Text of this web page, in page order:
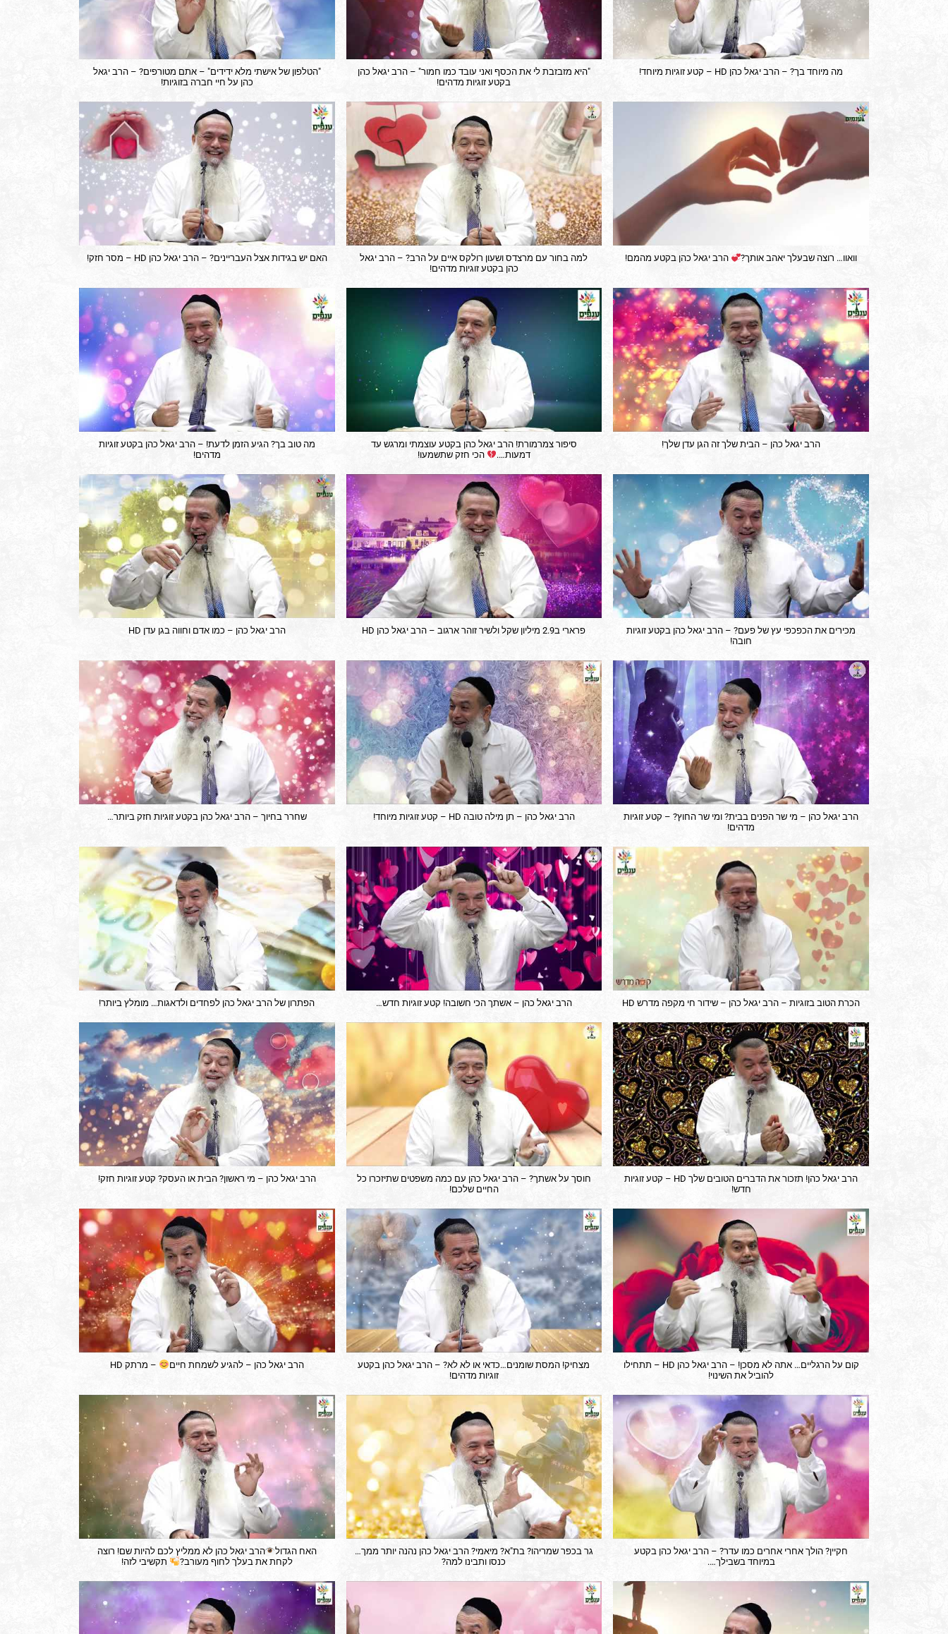
"הטלפון של אישתי מלא ידידים" – אתם מטורפים? – הרב יגאל
כהן על חיי חברה בזוגיות!
"היא מזבזבת לי את הכסף ואני עובד כמו חמור" – הרב יגאל כהן
בקטע זוגיות מדהים!
מה מיוחד בך? – הרב יגאל כהן HD – קטע זוגיות מיוחד!
האם יש בגידות אצל העבריינים? – הרב יגאל כהן HD – מסר חזק!
למה בחור עם מרצדס ושעון רולקס איים על הרב? – הרב יגאל
כהן בקטע זוגיות מדהים!
וואוו… רוצה שבעלך יאהב אותך? הרב יגאל כהן בקטע מהמם!
מה טוב בך? הגיע הזמן לדעת! – הרב יגאל כהן בקטע זוגיות
מדהים!
סיפור צמרמורת! הרב יגאל כהן בקטע עוצמתי ומרגש עד
דמעות….
הכי חזק שתשמעו!
הרב יגאל כהן – הבית שלך זה הגן עדן שלך!
הרב יגאל כהן – כמו אדם וחווה בגן עדן HD פרארי ב2.9 מיליון שקל ולשיר זוהר ארגוב – הרב יגאל כהן HD
מכירים את הכפכפי עץ של פעם? – הרב יגאל כהן בקטע זוגיות
חובה!
שחרר בחיוך – הרב יגאל כהן בקטע זוגיות חזק ביותר… הרב יגאל כהן – תן מילה טובה HD – קטע זוגיות מיוחד!
הרב יגאל כהן – מי שר הפנים בבית? ומי שר החוץ? – קטע זוגיות
מדהים!
הפתרון של הרב יגאל כהן לפחדים ולדאגות… מומלץ ביותר! הרב יגאל כהן – אשתך הכי חשובה! קטע זוגיות חדש… הכרת הטוב בזוגיות – הרב יגאל כהן – שידור חי מקפה מדרש HD
הרב יגאל כהן – מי ראשון? הבית או העסק? קטע זוגיות חזק!
חוסך על אשתך? – הרב יגאל כהן עם כמה משפטים שתיזכרו כל
החיים שלכם!
הרב יגאל כהן! תזכור את הדברים הטובים שלך HD – קטע זוגיות
חדש!
הרב יגאל כהן – להגיע לשמחת חיים – מרתק HD
מצחיק! המסת שומנים…כדאי או לא לא? – הרב יגאל כהן בקטע
זוגיות מדהים!
קום על הרגליים… אתה לא מסכן! – הרב יגאל כהן HD – תתחילו
להוביל את השינוי!
האח הגדול
הרב יגאל כהן לא ממליץ לכם להיות שם! רוצה
לקחת את בעלך לחוף מעורב?
תקשיבי לזה!
גר בכפר שמריהו? בת"א? מיאמי? הרב יגאל כהן נהנה יותר ממך…
כנסו ותבינו למה?
חקיין? הולך אחרי אחרים כמו עדר? – הרב יגאל כהן בקטע
במיוחד בשבילך….